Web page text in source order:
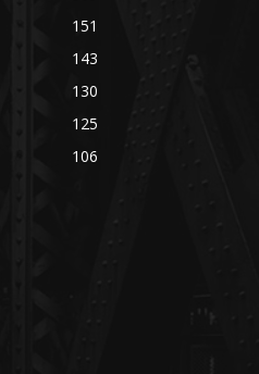
151
143
130
125
106